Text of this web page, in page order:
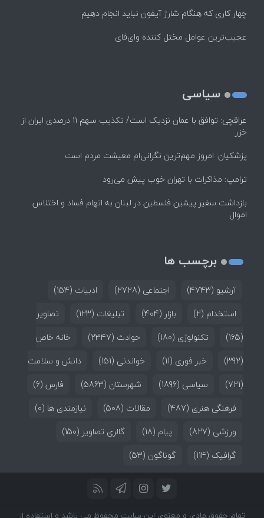
چهار کاری که هنگام شارژ آیفون نباید انجام دهیم
عجیب‌ترین عوامل مختل کننده وای‌فای
سیاسی
عراقچی: توافق با عمان نزدیک است/ تکذیب سهم ۱۱ درصدی ایران از
خزر
پزشکیان: امروز مهم‌ترین نگرانی‌ام معیشت مردم است
ترامپ: مذاکرات با تهران خوب پیش می‌رود
بازداشت سفیر پیشین فلسطین در لبنان به اتهام فساد و اختلاس
اموال
برچسب ها
آرشیو (4743) اجتماعی (2728) ادبیات (154)
استخدام (2) بازار (404) تبلیغات (123)
تصاویر
(165)
تکنولوژی (180) حوادث (2347)
خانه خاص
(392)
خبر فوری (11) خواندنی (151)
دانش و سلامت
(721)
سیاسی (1896) شهرستان (5863) فارس (6)
فرهنگی هنری (487) مقالات (508) نیازمندی ها (0)
ورزشی (827) پیام (18) گالری تصاویر (150)
گرافیک (114) گوناگون (53)